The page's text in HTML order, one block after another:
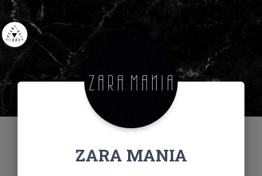
ZARA MANIA